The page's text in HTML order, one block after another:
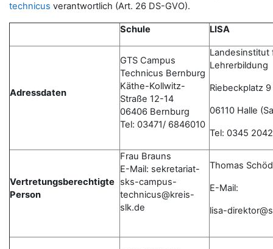
technicus verantwortlich (Art. 26 DS-GVO).
Schule LISA
Adressdaten
GTS Campus
Technicus Bernburg
Käthe-Kollwitz-
Straße 12-14
06406 Bernburg
Tel: 03471/ 6846010
Landesinstitut
Lehrerbildung
Riebeckplatz 9
06110 Halle
Tel: 0345
Vertretungsberechtigte
Person
Frau Brauns
E-Mail: sekretariat-
sks-campus-
technicus@kreis-
slk.de
Thomas
E-Mail:
lisa-